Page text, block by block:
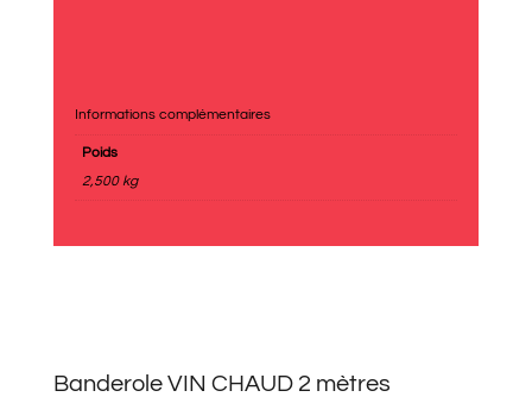
Informations complémentaires
Poids
2,500 kg
Banderole VIN CHAUD 2 mètres